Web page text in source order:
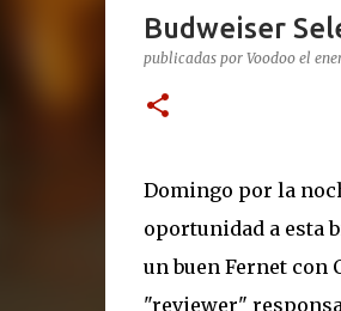
Budweiser
publicadas por Voodoo el
Domingo por la
oportunidad a esta
un buen Fernet con
"reviewer"